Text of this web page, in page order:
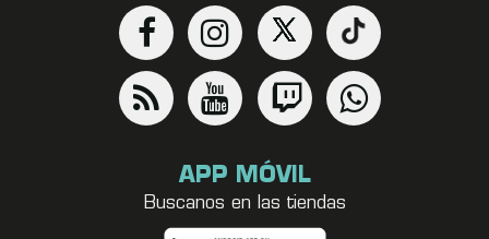
APP MÓVIL
Buscanos en las tiendas